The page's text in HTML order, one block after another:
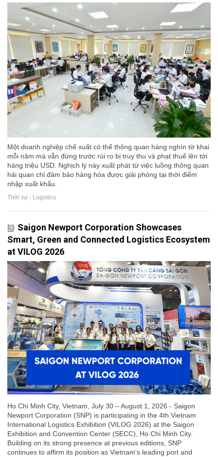
Một doanh nghiệp chế xuất có thể thông quan hàng nghìn tờ khai
mỗi năm mà vẫn đứng trước rủi ro bị truy thu và phạt thuế lên tới
hàng triệu USD. Nghịch lý này xuất phát từ việc luồng thông quan
hải quan chỉ đảm bảo hàng hóa được giải phóng tại thời điểm
nhập xuất khẩu.
Thời sự - Logistics
Saigon Newport Corporation Showcases
Smart, Green and Connected Logistics Ecosystem
at VILOG 2026
Ho Chi Minh City, Vietnam, July 30 – August 1, 2026 - Saigon
Newport Corporation (SNP) is participating in the 4th Vietnam
International Logistics Exhibition (VILOG 2026) at the Saigon
Exhibition and Convention Center (SECC), Ho Chi Minh City.
Building on its strong presence at previous editions, SNP
continues to affirm its position as Vietnam's leading port and